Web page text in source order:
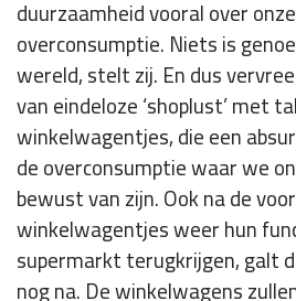
duurzaamheid vooral over
overconsumptie. Niets is
wereld, stelt zij. En dus
van eindeloze ‘shoplust’ met
winkelwagentjes, die een
de overconsumptie waar we
bewust van zijn. Ook na de
winkelwagentjes weer hun
supermarkt terugkrijgen, galt
nog na. De winkelwagens